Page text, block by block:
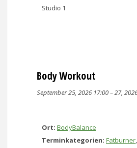
Studio 1
Body Workout
September 25, 2026 17:00–27,
Ort: BodyBalance
Terminkategorien: Fatburner,